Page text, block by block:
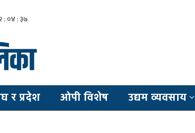
र प्रदेश ओपी विशेष उद्यम व्यवसाय